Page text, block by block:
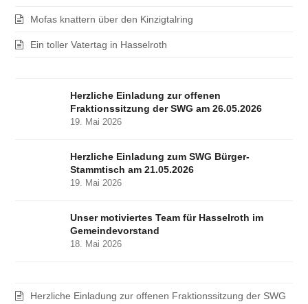
Mofas knattern über den Kinzigtalring
Ein toller Vatertag in Hasselroth
Herzliche Einladung zur offenen
Fraktionssitzung der SWG am 26.05.2026
19. Mai 2026
Herzliche Einladung zum SWG Bürger-
Stammtisch am 21.05.2026
19. Mai 2026
Unser motiviertes Team für Hasselroth im
Gemeindevorstand
18. Mai 2026
Herzliche Einladung zur offenen Fraktionssitzung der SWG